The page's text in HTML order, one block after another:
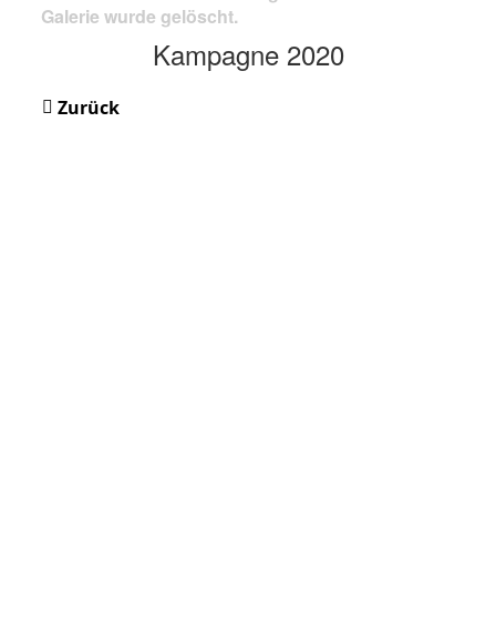
Galerie wurde gelöscht.
Kampagne 2020
Zurück